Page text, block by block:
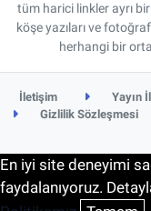
tüm harici linkler ayrı
köşe yazıları ve
herhangi bir
İletişim
Yayın
Gizlilik Sözleşmesi
En iyi site deneyimi
faydalanıyoruz.